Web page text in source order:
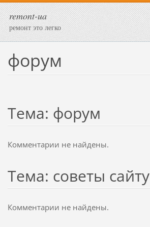
remont-ua
ремонт это легко
форум
Тема: форум
Комментарии не найдены.
Тема: советы сайту
Комментарии не найдены.